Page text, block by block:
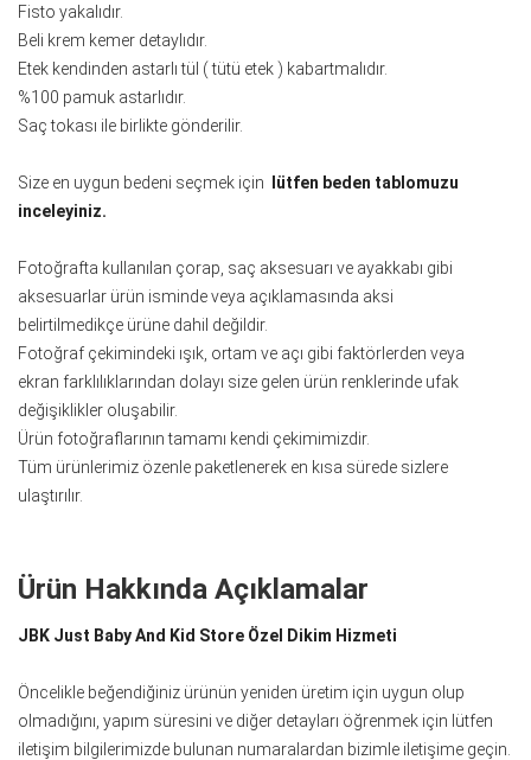
Fisto yakalıdır.
Beli krem kemer detaylıdır.
Etek kendinden astarlı tül ( tütü etek ) kabartmalıdır.
%100 pamuk astarlıdır.
Saç tokası ile birlikte gönderilir.
Size en uygun bedeni seçmek için
lütfen beden tablomuzu
inceleyiniz.
Fotoğrafta kullanılan çorap, saç aksesuarı ve ayakkabı gibi
aksesuarlar ürün isminde veya açıklamasında aksi
belirtilmedikçe ürüne dahil değildir.
Fotoğraf çekimindeki ışık, ortam ve açı gibi faktörlerden veya
ekran farklılıklarından dolayı size gelen ürün renklerinde ufak
değişiklikler oluşabilir.
Ürün fotoğraflarının tamamı kendi çekimimizdir.
Tüm ürünlerimiz özenle paketlenerek en kısa sürede sizlere
ulaştırılır.
Ürün Hakkında Açıklamalar
JBK Just Baby And Kid Store Özel Dikim Hizmeti
Öncelikle beğendiğiniz ürünün yeniden üretim için uygun olup
olmadığını, yapım süresini ve diğer detayları öğrenmek için lütfen
iletişim bilgilerimizde bulunan numaralardan bizimle iletişime geçin.